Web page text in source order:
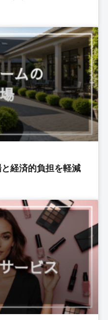
経済的負担を軽減